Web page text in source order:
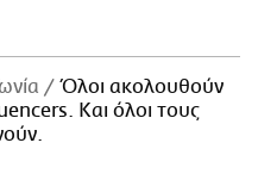
Όλοι ακολουθούν
Και όλοι τους